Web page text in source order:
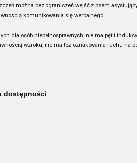
można bez ograniczeń wejść z psem
komunikowania się werbalnego.
dla osób niepełnosprawnych, nie ma pętli
wzroku, nie ma też oznakowania ruchu
dostępności